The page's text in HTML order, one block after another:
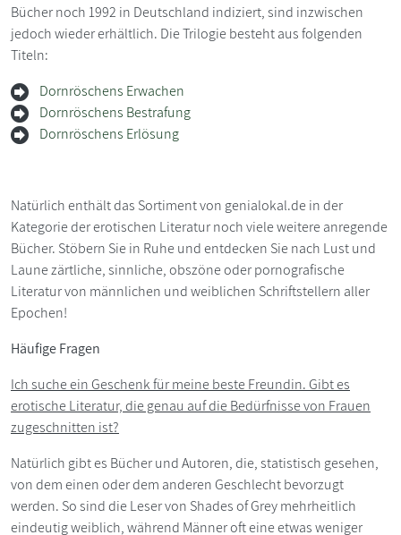
Bücher noch 1992 in Deutschland indiziert, sind inzwischen
jedoch wieder erhältlich. Die Trilogie besteht aus folgenden
Titeln:
Dornröschens Erwachen
Dornröschens Bestrafung
Dornröschens Erlösung
Natürlich enthält das Sortiment von genialokal.de in der
Kategorie der erotischen Literatur noch viele weitere anregende
Bücher. Stöbern Sie in Ruhe und entdecken Sie nach Lust und
Laune zärtliche, sinnliche, obszöne oder pornografische
Literatur von männlichen und weiblichen Schriftstellern aller
Epochen!
Häufige Fragen
Ich suche ein Geschenk für meine beste Freundin. Gibt es
erotische Literatur, die genau auf die Bedürfnisse von Frauen
zugeschnitten ist?
Natürlich gibt es Bücher und Autoren, die, statistisch gesehen,
von dem einen oder dem anderen Geschlecht bevorzugt
werden. So sind die Leser von Shades of Grey mehrheitlich
eindeutig weiblich, während Männer oft eine etwas weniger